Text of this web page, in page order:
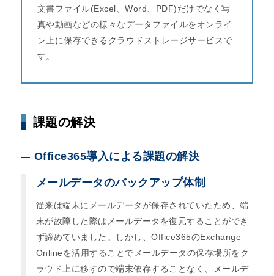
文書ファイル(Excel、Word、PDF)だけでなく写
真や動画などの様々なデータファイルをオンライ
ン上に保存できるクラウドストレージサービスで
す。
課題の解決
Office365導入による課題の解決
メールデータのバックアップ体制
従来は端末にメールデータが保存されていたため、端
末が故障した際はメールデータを復元することができ
ず諦めていました。しかし、Office365のExchange
Onlineを活用することでメールデータの保存場所をク
ラウド上に移すので端末依存することなく、メールデ